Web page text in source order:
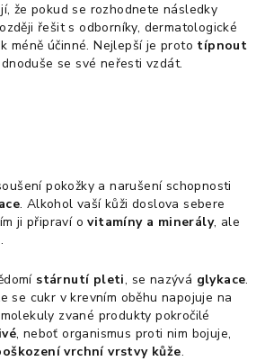
že pokud se rozhodnete následky
řešit s odborníky, dermatologické
méně účinné. Nejlepší je proto típnout
se své neřesti vzdát.
pokožky a narušení schopnosti
. Alkohol vaší kůži doslova sebere
ji připraví ovitamíny a minerály, ale
stárnutí pleti, se nazývá glykace.
se cukr v krevním oběhu napojuje na
zvané produkty pokročilé
, neboť organismus proti nim bojuje,
vrchní vrstvy kůže.